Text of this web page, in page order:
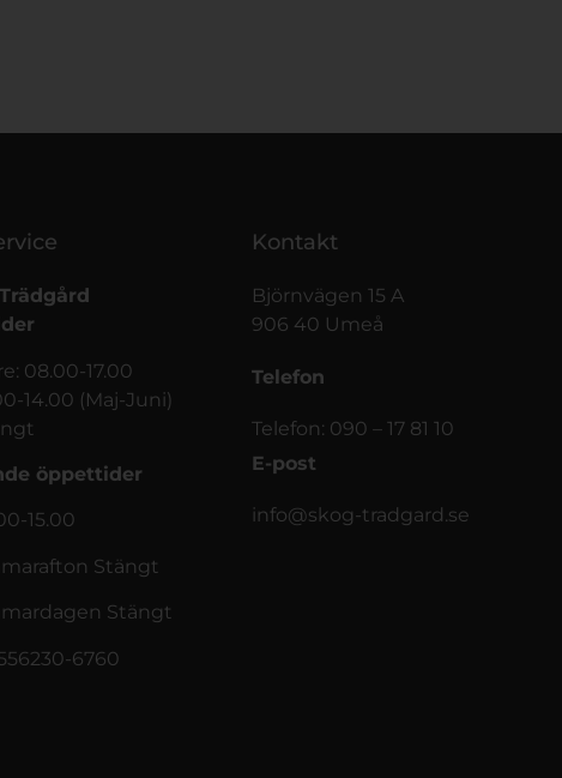
08.00-17.00
14.00 (Maj-Juni)
öppettider
15.00
Stängt
Stängt
6760
Kontakt
Björnvägen 15 A
906 40 Umeå
Telefon
Telefon: 090 – 17 81 10
E-post
info@skog-tradgard.se